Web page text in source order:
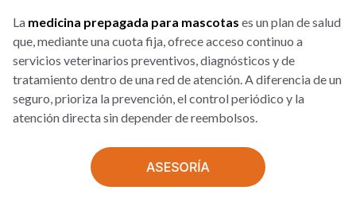
La medicina prepagada para mascotas es un plan de salud
que, mediante una cuota fija, ofrece acceso continuo a
servicios veterinarios preventivos, diagnósticos y de
tratamiento dentro de una red de atención. A diferencia de un
seguro, prioriza la prevención, el control periódico y la
atención directa sin depender de reembolsos.